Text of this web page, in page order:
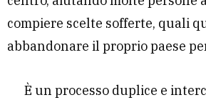
compiere scelte sofferte, quali
abbandonare il proprio paese
È un processo duplice e